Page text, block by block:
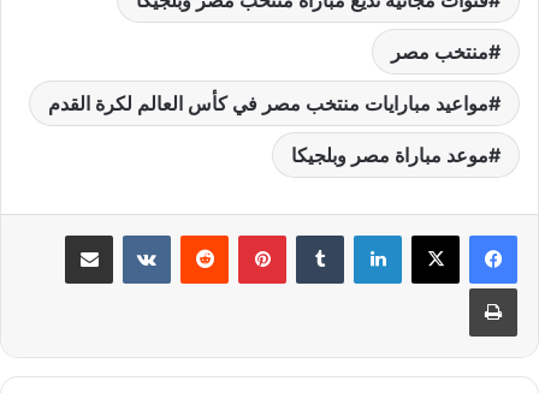
منتخب مصر
مواعيد مبارايات منتخب مصر في كأس العالم لكرة القدم
موعد مباراة مصر وبلجيكا
لينكدإن بينتيريست